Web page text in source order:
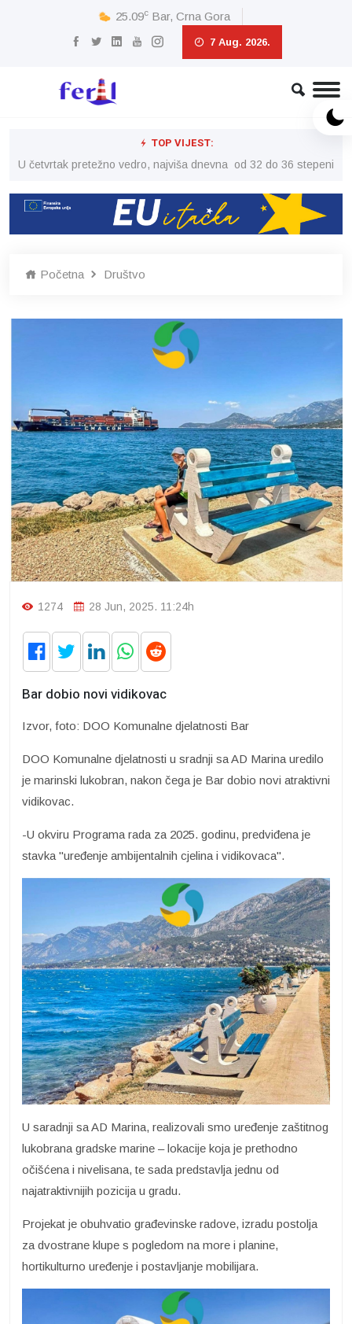
25.09c Bar, Crna Gora
7 Aug. 2026.
TOP VIJEST:
U četvrtak pretežno vedro, najviša dnevna od 32 do 36 stepeni
Početna Društvo
1274 28 Jun, 2025. 11:24h
Bar dobio novi vidikovac
Izvor, foto: DOO Komunalne djelatnosti Bar
DOO Komunalne djelatnosti u sradnji sa AD Marina uredilo
je marinski lukobran, nakon čega je Bar dobio novi atraktivni
vidikovac.
-U okviru Programa rada za 2025. godinu, predviđena je
stavka "uređenje ambijentalnih cjelina i vidikovaca".
U saradnji sa AD Marina, realizovali smo uređenje zaštitnog
lukobrana gradske marine – lokacije koja je prethodno
očišćena i nivelisana, te sada predstavlja jednu od
najatraktivnijih pozicija u gradu.
Projekat je obuhvatio građevinske radove, izradu postolja
za dvostrane klupe s pogledom na more i planine,
hortikulturno uređenje i postavljanje mobilijara.